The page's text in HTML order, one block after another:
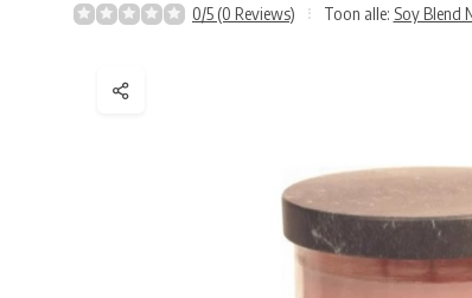
0/5 (0 Reviews) Toon alle: Soy Blend